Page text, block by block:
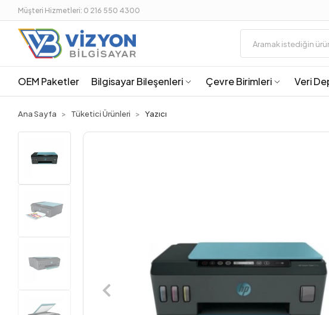
Müşteri Hizmetleri: 0 216 550 4300
OEM Paketler Bilgisayar Bileşenleri Çevre Birimleri Veri
Ana Sayfa Tüketici Ürünleri Yazıcı